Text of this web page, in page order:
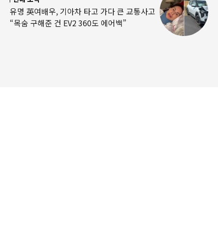
유명 英여배우, 기아차 타고 가다 큰 교통사고
“목숨 구해준 건 EV2 360도 에어백”